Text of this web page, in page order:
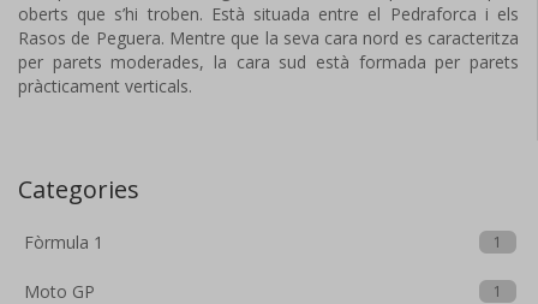
oberts que s’hi troben. Està situada entre el Pedraforca i els
Rasos de Peguera. Mentre que la seva cara nord es caracteritza
per parets moderades, la cara sud està formada per parets
pràcticament verticals.
Categories
Fòrmula 1 1
Moto GP 1